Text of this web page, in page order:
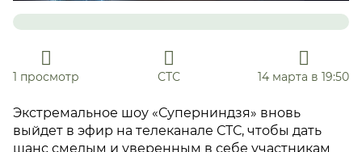
1 просмотр СТС 14 марта в 19:50
Экстремальное шоу «Суперниндзя» вновь
выйдет в эфир на телеканале СТС, чтобы дать
шанс смелым и уверенным в себе участникам